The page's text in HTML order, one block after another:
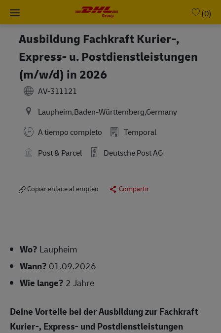
Skip to main content
(0)
Ausbildung Fachkraft Kurier-,
Express- u. Postdienstleistungen
(m/w/d) in 2026
AV-311121
Laupheim,Baden-Württemberg,Germany
A tiempo completo
Temporal
Post & Parcel
Deutsche Post AG
Copiar enlace al empleo Compartir
Wo? Laupheim
Wann? 01.09.2026
Wie lange? 2 Jahre
Deine Vorteile bei der Ausbildung zur Fachkraft
Kurier-, Express- und Postdienstleistungen